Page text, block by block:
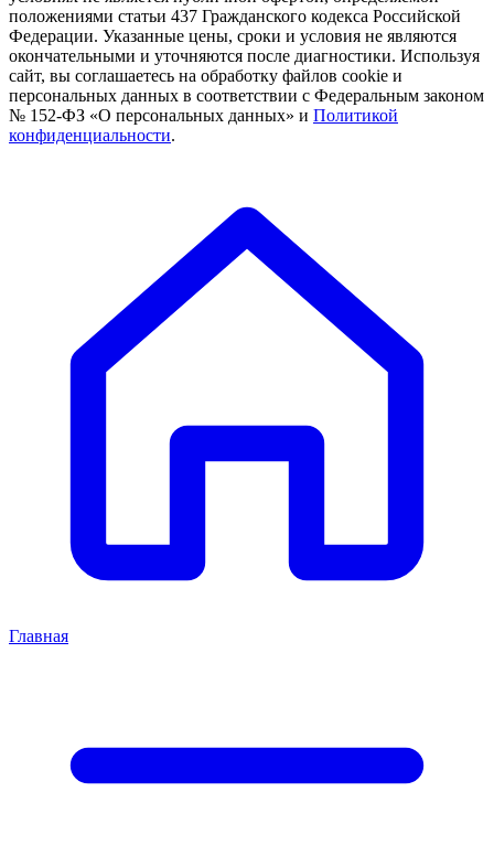
положениями статьи 437 Гражданского кодекса Российской
Федерации. Указанные цены, сроки и условия не являются
окончательными и уточняются после диагностики. Используя
сайт, вы соглашаетесь на обработку файлов cookie и
персональных данных в соответствии с Федеральным законом
№ 152-ФЗ «О персональных данных» и Политикой
конфиденциальности.
Главная